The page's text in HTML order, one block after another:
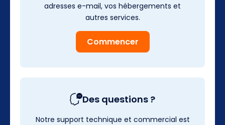
adresses e-mail, vos hébergements et
autres services.
Commencer
Des questions ?
Notre support technique et commercial est